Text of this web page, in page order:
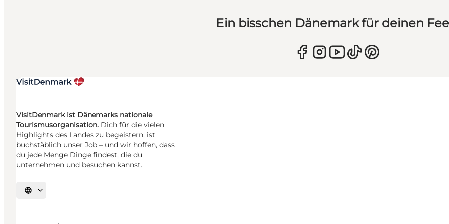
Ein bisschen Dänemark für deinen
VisitDenmark ist Dänemarks nationale
Tourismusorganisation. Dich für die vielen
Highlights des Landes zu begeistern, ist
buchstäblich unser Job – und wir hoffen, dass
du jede Menge Dinge findest, die du
unternehmen und besuchen kannst.
Sprache auswählen